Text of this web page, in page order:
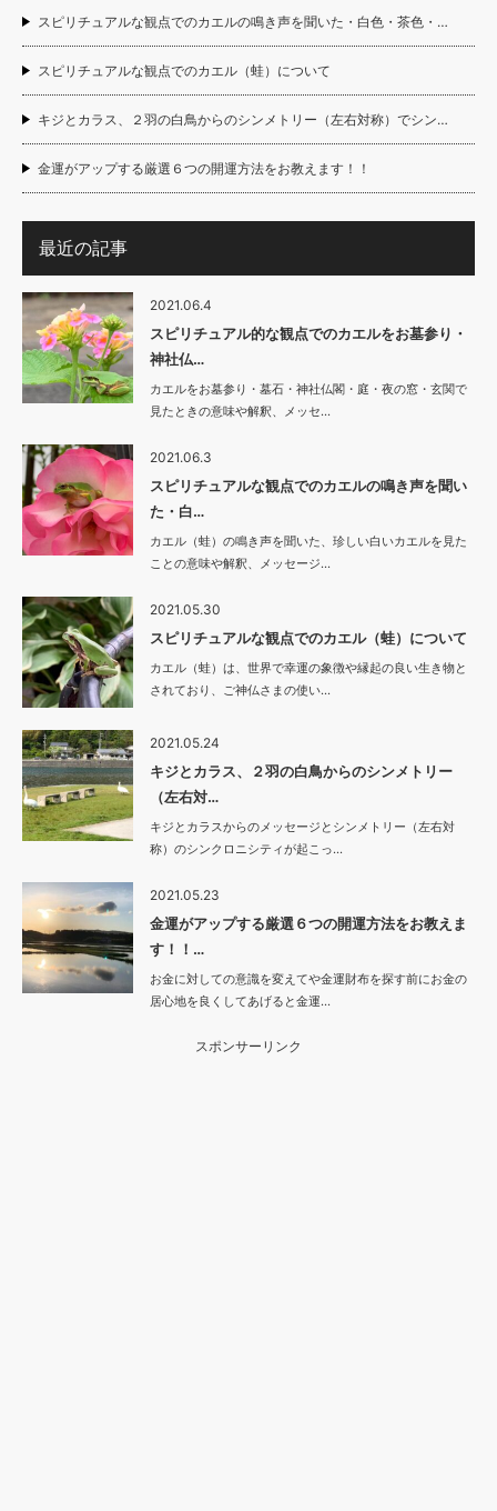
スピリチュアルな観点でのカエルの鳴き声を聞いた・白色・茶色・…
スピリチュアルな観点でのカエル（蛙）について
キジとカラス、２羽の白鳥からのシンメトリー（左右対称）でシン…
金運がアップする厳選６つの開運方法をお教えます！！
最近の記事
2021.06.4
スピリチュアル的な観点でのカエルをお墓参り・
神社仏…
カエルをお墓参り・墓石・神社仏閣・庭・夜の窓・玄関で
見たときの意味や解釈、メッセ…
2021.06.3
スピリチュアルな観点でのカエルの鳴き声を聞い
た・白…
カエル（蛙）の鳴き声を聞いた、珍しい白いカエルを見た
ことの意味や解釈、メッセージ…
2021.05.30
スピリチュアルな観点でのカエル（蛙）について
カエル（蛙）は、世界で幸運の象徴や縁起の良い生き物と
されており、ご神仏さまの使い…
2021.05.24
キジとカラス、２羽の白鳥からのシンメトリー
（左右対…
キジとカラスからのメッセージとシンメトリー（左右対
称）のシンクロニシティが起こっ…
2021.05.23
金運がアップする厳選６つの開運方法をお教えま
す！！…
お金に対しての意識を変えてや金運財布を探す前にお金の
居心地を良くしてあげると金運…
スポンサーリンク